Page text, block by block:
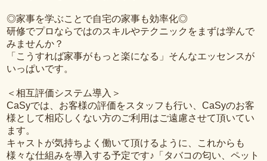
◎家事を学ぶことで自宅の家事も効率化◎
研修でプロならではのスキルやテクニックをまずは学んで
みませんか？
「こうすれば家事がもっと楽になる」そんなエッセンスが
いっぱいです。
＜相互評価システム導入＞
CaSyでは、お客様の評価をスタッフも行い、CaSyのお客
様として相応しくない方のご利用はご遠慮させて頂いてい
ます。
キャストが気持ちよく働いて頂けるように、これからも
様々な仕組みを導入する予定です♪「タバコの匂い、ペット